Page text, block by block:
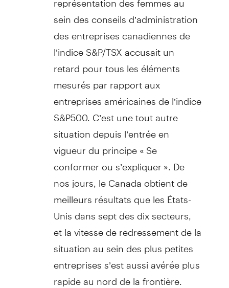
sein des conseils d’administration
des entreprises canadiennes de
l’indice S&P/TSX accusait un
retard pour tous les éléments
mesurés par rapport aux
entreprises américaines de l’indice
S&P500. C’est une tout autre
situation depuis l’entrée en
vigueur du principe « Se
conformer ou s’expliquer ». De
nos jours, le Canada obtient de
meilleurs résultats que les États-
Unis dans sept des dix secteurs,
et la vitesse de redressement de la
situation au sein des plus petites
entreprises s’est aussi avérée plus
rapide au nord de la frontière.